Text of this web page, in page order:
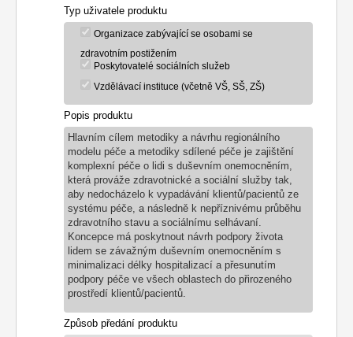
Typ uživatele produktu
Organizace zabývající se osobami se
zdravotním postižením
Poskytovatelé sociálních služeb
Vzdělávací instituce (včetně VŠ, SŠ, ZŠ)
Popis produktu
Hlavním cílem metodiky a návrhu regionálního
modelu péče a metodiky sdílené péče je zajištění
komplexní péče o lidi s duševním onemocněním,
která prováže zdravotnické a sociální služby tak,
aby nedocházelo k vypadávání klientů/pacientů ze
systému péče, a následně k nepříznivému průběhu
zdravotního stavu a sociálnímu selhávaní.
Koncepce má poskytnout návrh podpory života
lidem se závažným duševním onemocněním s
minimalizaci délky hospitalizací a přesunutím
podpory péče ve všech oblastech do přirozeného
prostředí klientů/pacientů.
Způsob předání produktu